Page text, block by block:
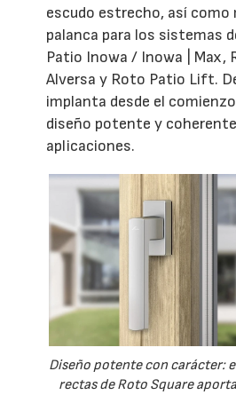
escudo estrecho, así como
palanca para los sistemas
Patio Inowa / Inowa | Max,
Alversa y Roto Patio Lift.
implanta desde el
diseño potente y
aplicaciones.
Diseño potente con carácter:
rectas de Roto Square